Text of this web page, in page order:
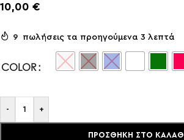
10,00 €
9 πωλήσεις τα προηγούμενα 3 λεπτά
COLOR
- +
ΠΡΟΣΘΉΚΗ ΣΤΟ ΚΑΛΆΘΙ